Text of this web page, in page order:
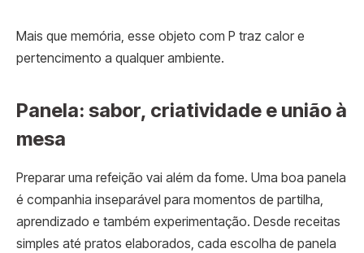
Mais que memória, esse objeto com P traz calor e
pertencimento a qualquer ambiente.
Panela: sabor, criatividade e união à
mesa
Preparar uma refeição vai além da fome. Uma boa panela
é companhia inseparável para momentos de partilha,
aprendizado e também experimentação. Desde receitas
simples até pratos elaborados, cada escolha de panela